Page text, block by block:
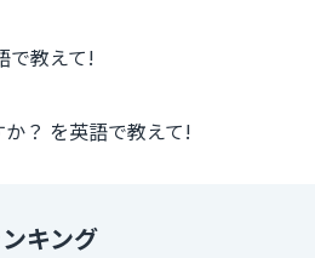
で教えて!
？ を英語で教えて!
キング